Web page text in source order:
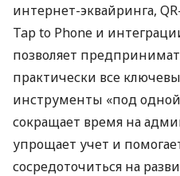
интернет-эквайринга,
Tap to Phone и
позволяет
практически все
инструменты «под
сокращает время на
упрощает учет и
сосредоточиться на